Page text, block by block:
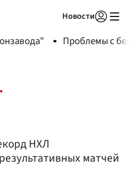
Новости
Проблемы с
НХЛ
матчей